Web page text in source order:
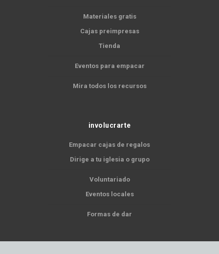
Materiales gratis
Cajas preimpresas
Tienda
Eventos para empacar
Mira todos los recursos
involucrarte
Empacar cajas de regalos
Dirige a tu iglesia o grupo
Voluntariado
Eventos locales
Formas de dar